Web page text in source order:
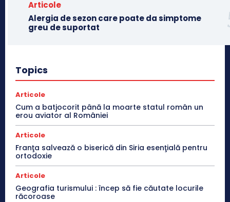
Articole
Alergia de sezon care poate da simptome
greu de suportat
Topics
Articole
Cum a batjocorit până la moarte statul român un
erou aviator al României
Articole
Franţa salvează o biserică din Siria esenţială pentru
ortodoxie
Articole
Geografia turismului : încep să fie căutate locurile
răcoroase